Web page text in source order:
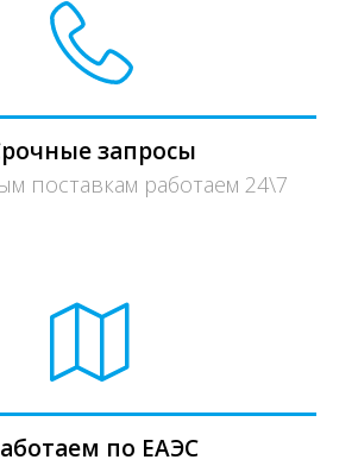
запросы
поставкам работаем 24\7
по ЕАЭС